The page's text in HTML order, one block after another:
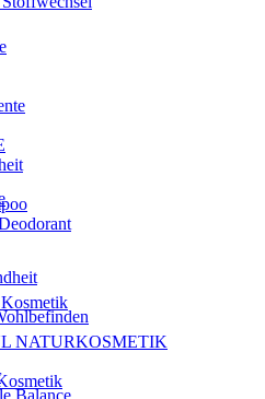
NATURKOSMETIK